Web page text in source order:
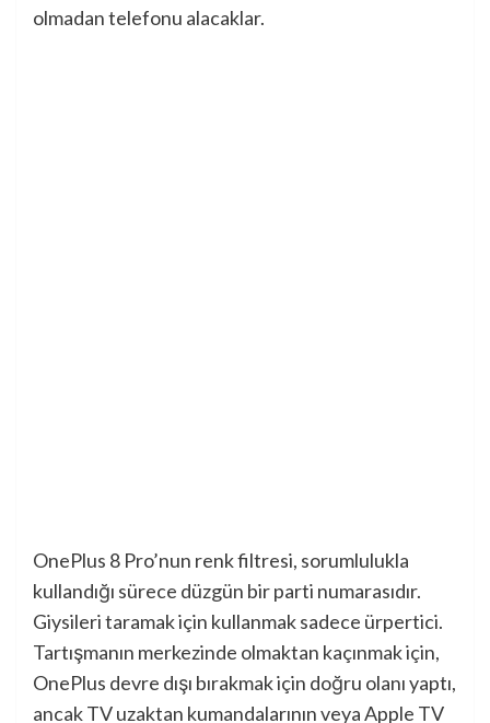
olmadan telefonu alacaklar.
OnePlus 8 Pro’nun renk filtresi, sorumlulukla
kullandığı sürece düzgün bir parti numarasıdır.
Giysileri taramak için kullanmak sadece ürpertici.
Tartışmanın merkezinde olmaktan kaçınmak için,
OnePlus devre dışı bırakmak için doğru olanı yaptı,
ancak TV uzaktan kumandalarının veya Apple TV